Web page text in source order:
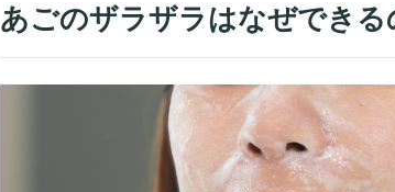
あごのザラザラはなぜできる